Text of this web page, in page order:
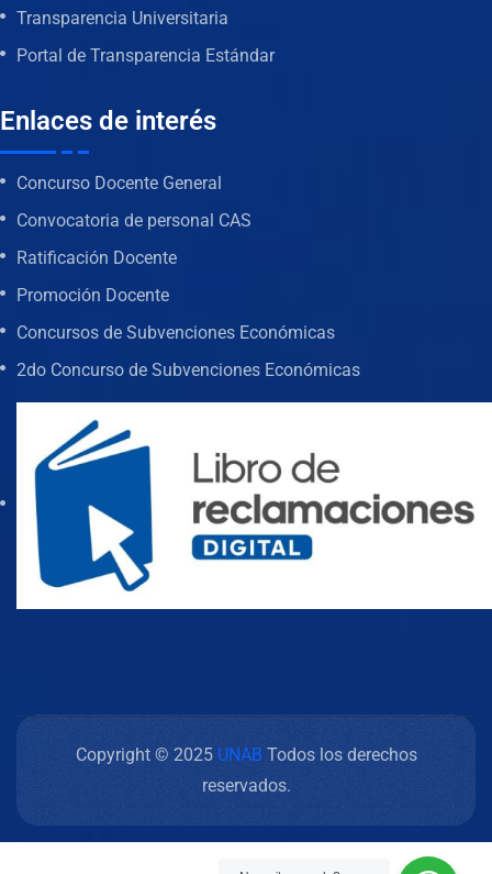
Transparencia Universitaria
Portal de Transparencia Estándar
Enlaces de interés
Concurso Docente General
Convocatoria de personal CAS
Ratificación Docente
Promoción Docente
Concursos de Subvenciones Económicas
2do Concurso de Subvenciones Económicas
Copyright © 2025 UNAB Todos los derechos
reservados.